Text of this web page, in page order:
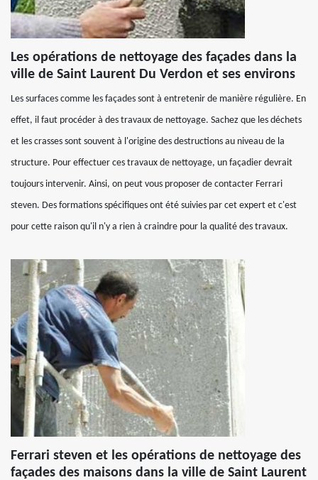
Les opérations de nettoyage des façades dans la
ville de Saint Laurent Du Verdon et ses environs
Les surfaces comme les façades sont à entretenir de manière régulière. En
effet, il faut procéder à des travaux de nettoyage. Sachez que les déchets
et les crasses sont souvent à l'origine des destructions au niveau de la
structure. Pour effectuer ces travaux de nettoyage, un façadier devrait
toujours intervenir. Ainsi, on peut vous proposer de contacter Ferrari
steven. Des formations spécifiques ont été suivies par cet expert et c'est
pour cette raison qu'il n'y a rien à craindre pour la qualité des travaux.
Ferrari steven et les opérations de nettoyage des
façades des maisons dans la ville de Saint Laurent